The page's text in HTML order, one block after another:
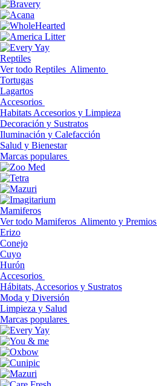
Reptiles
Ver todo Reptiles Alimento
Tortugas
Lagartos
Accesorios
Habitats Accesorios y Limpieza
Decoración y Sustratos
Iluminación y Calefacción
Salud y Bienestar
Marcas populares
Mamiferos
Ver todo Mamiferos Alimento y Premios
Erizo
Conejo
Cuyo
Hurón
Accesorios
Hábitats, Accesorios y Sustratos
Moda y Diversión
Limpieza y Salud
Marcas populares